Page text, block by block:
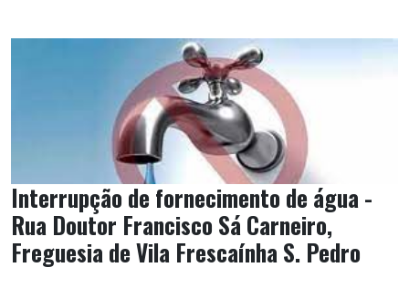
Interrupção de fornecimento de água -
Rua Doutor Francisco Sá Carneiro,
Freguesia de Vila Frescaínha S. Pedro